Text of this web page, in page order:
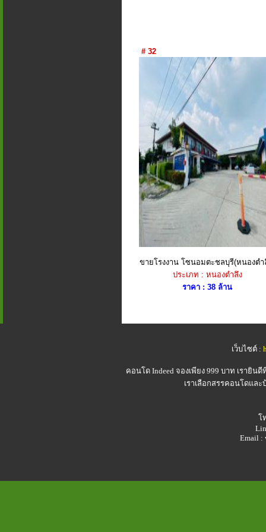
# 32
ขายโรงงาน โซนอมตะชลบุรี(หนองตำ
ประเภท : หนองตำลึง
ราคา : 38 ล้าน
เว็บไซต์ :
คอนโด Indeedจองเพียง 999 บาท เรายิน
เราเลือกสรรคอนโดแล
โ
Email :